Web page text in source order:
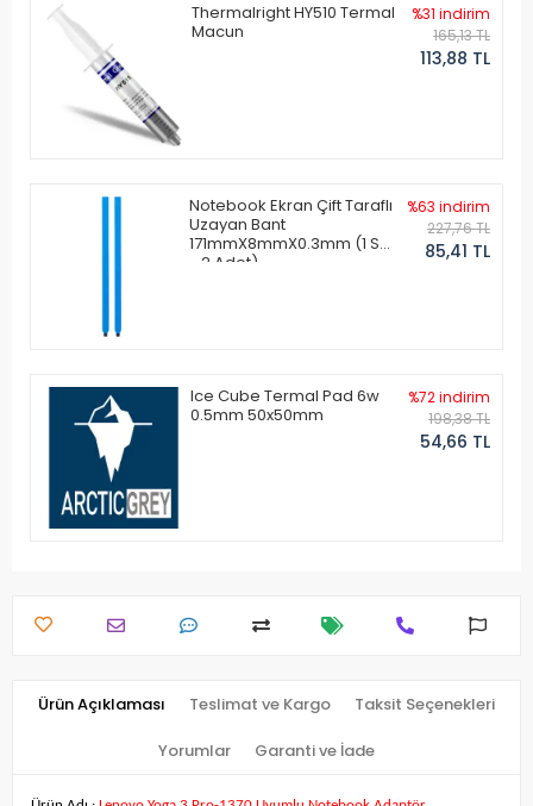
Thermalright HY510 Termal
Macun
%31 indirim
165,13 TL
113,88 TL
Notebook Ekran Çift Taraflı
Uzayan Bant
171mmX8mmX0.3mm (1 Set
- 2 Adet)
%63 indirim
227,76 TL
85,41 TL
Ice Cube Termal Pad 6w
0.5mm 50x50mm
%72 indirim
198,38 TL
54,66 TL
Ürün Açıklaması Teslimat ve Kargo Taksit Seçenekleri
Yorumlar Garanti ve İade